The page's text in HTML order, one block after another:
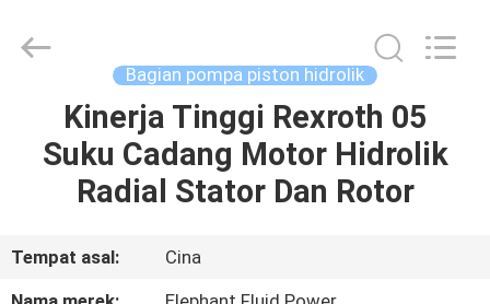
RUMAH
PRODUK
TENTANG
KAMI
Power
Co.,Ltd.
Bagian pompa piston hidrolik
Kinerja Tinggi Rexroth 05
Suku Cadang Motor Hidrolik
Radial Stator Dan Rotor
Tempat asal:
Cina